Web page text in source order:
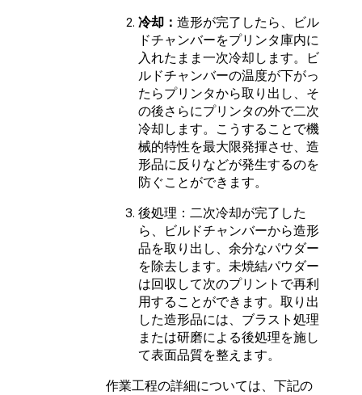
冷却： 造形が完了したら、ビル
ドチャンバーをプリンタ庫内に
入れたまま一次冷却します。ビ
ルドチャンバーの温度が下がっ
たらプリンタから取り出し、そ
の後さらにプリンタの外で二次
冷却します。こうすることで機
械的特性を最大限発揮させ、造
形品に反りなどが発生するのを
防ぐことができます。
後処理：二次冷却が完了した
ら、ビルドチャンバーから造形
品を取り出し、余分なパウダー
を除去します。 未焼結パウダー
は回収して次のプリントで再利
用することができます。取り出
した造形品には、ブラスト処理
または研磨による後処理を施し
て表面品質を整えます。
作業工程の詳細については、下記の